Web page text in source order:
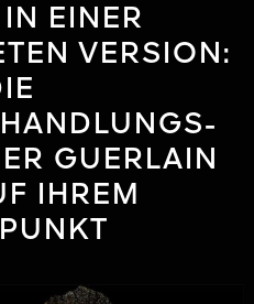
IN EINER
VERSION:
GUERLAIN
IHREM